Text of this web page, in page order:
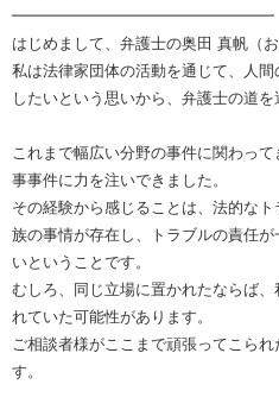
━━━━━━━━━━━━━━━━━
はじめまして、弁護士の奥田 真帆（
私は法律家団体の活動を通じて、人
したいという思いから、弁護士の道を
これまで幅広い分野の事件に関わっ
事事件に力を注いできました。
その経験から感じることは、法的な
族の事情が存在し、トラブルの責任
いということです。
むしろ、同じ立場に置かれたならば
れていた可能性があります。
ご相談者様がここまで頑張ってこら
す。